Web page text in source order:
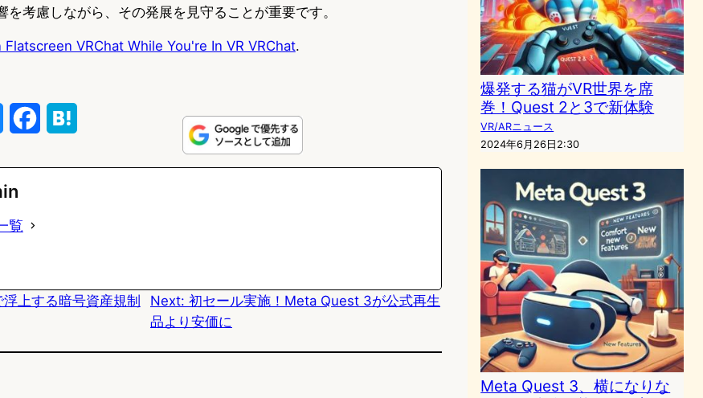
を考慮しながら、その発展を見守ることが重要です。
VRChat While You're In VR VRChat.
y
o
覧
上する暗号資産規制
Next: 初セール実施！Meta Quest 3が公式再生
品より安価に
爆発する猫がVR世界を席
巻！Quest 2と3で新体験
VR/ARニュース
2024年6月26日2:30
Meta Quest 3、横になりな